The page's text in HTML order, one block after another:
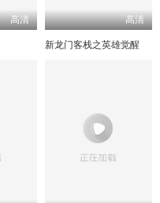
高清 高清
新龙门客栈之英雄觉醒